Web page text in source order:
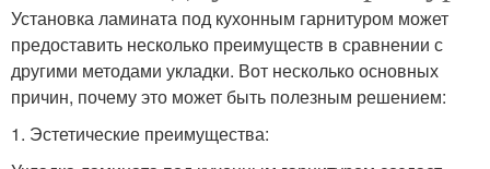
Установка ламината под кухонным гарнитуром может
предоставить несколько преимуществ в сравнении с
другими методами укладки. Вот несколько основных
причин, почему это может быть полезным решением:
1. Эстетические преимущества: